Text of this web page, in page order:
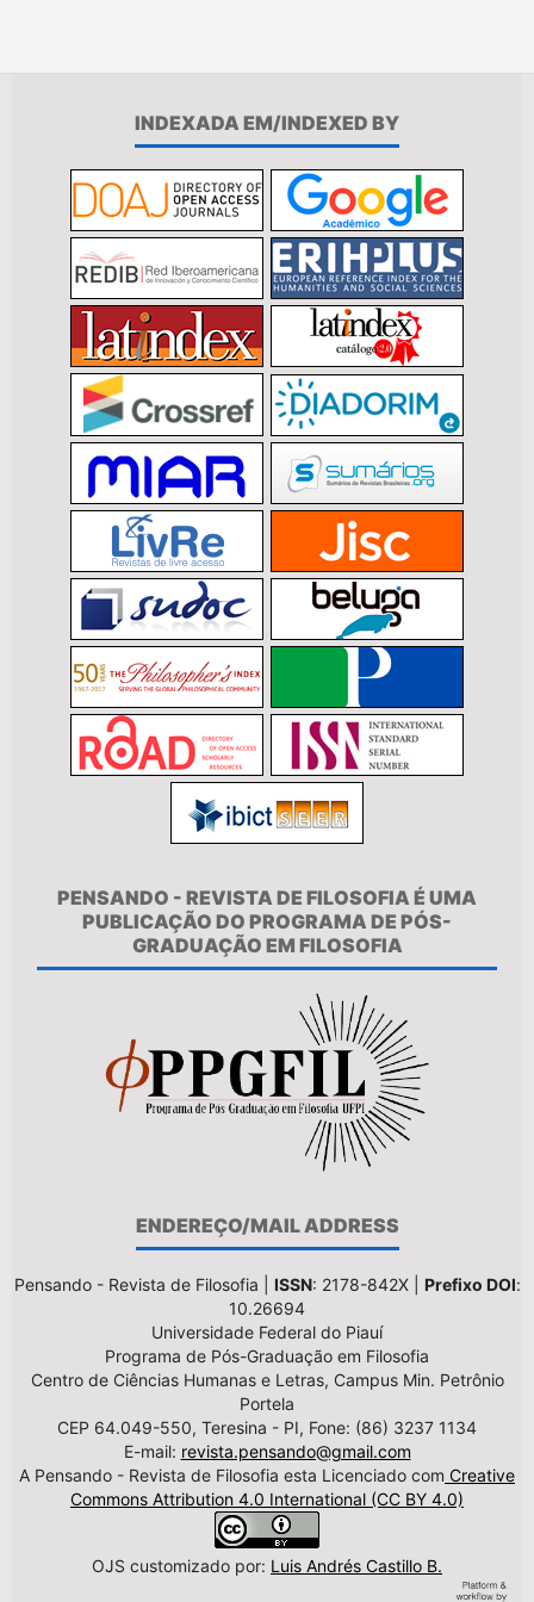
INDEXADA EM/INDEXED BY
PENSANDO - REVISTA DE FILOSOFIA É UMA
PUBLICAÇÃO DO PROGRAMA DE PÓS-
GRADUAÇÃO EM FILOSOFIA
ENDEREÇO/MAIL ADDRESS
Pensando - Revista de Filosofia | ISSN: 2178-842X | Prefixo DOI:
10.26694
Universidade Federal do Piauí
Programa de Pós-Graduação em Filosofia
Centro de Ciências Humanas e Letras, Campus Min. Petrônio
Portela
CEP 64.049-550, Teresina - PI, Fone: (86) 3237 1134
E-mail: revista.pensando@gmail.com
A Pensando - Revista de Filosofia esta Licenciado com Creative
Commons Attribution 4.0 International (CC BY 4.0)
OJS customizado por: Luis Andrés Castillo B.